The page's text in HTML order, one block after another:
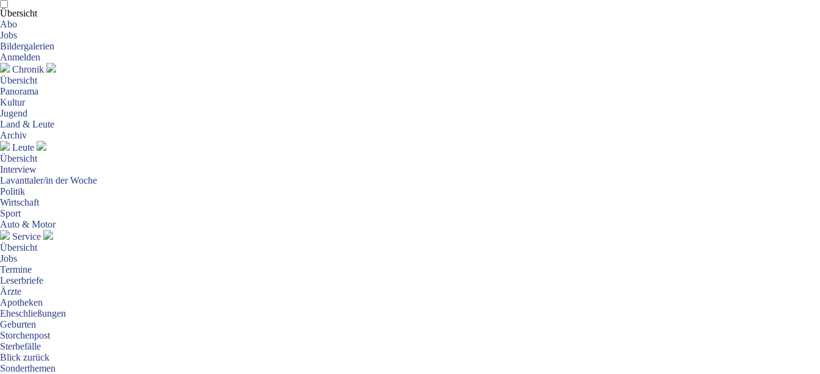
Übersicht
Abo
Jobs
Bildergalerien
Anmelden
Chronik
Übersicht
Panorama
Kultur
Jugend
Land & Leute
Archiv
Leute
Übersicht
Interview
Lavanttaler/in der Woche
Politik
Wirtschaft
Sport
Auto & Motor
Service
Übersicht
Jobs
Termine
Leserbriefe
Ärzte
Apotheken
Eheschließungen
Geburten
Storchenpost
Sterbefälle
Blick zurück
Sonderthemen